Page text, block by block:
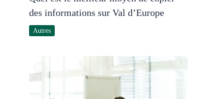
des informations sur Val d’Europe
Autres